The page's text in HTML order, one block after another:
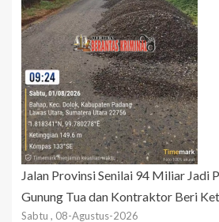
Jalan Provinsi Senilai 94 Miliar Jadi
Gunung Tua dan Kontraktor Beri
Sabtu , 08-Agustus-2026